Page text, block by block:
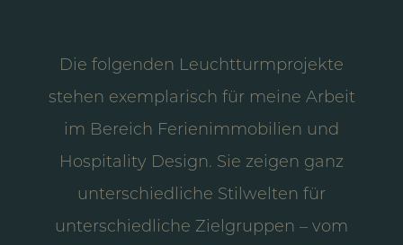
Die folgenden Leuchtturmprojekte
stehen exemplarisch für meine Arbeit
im Bereich Ferienimmobilien und
Hospitality Design. Sie zeigen ganz
unterschiedliche Stilwelten für
unterschiedliche Zielgruppen – vom